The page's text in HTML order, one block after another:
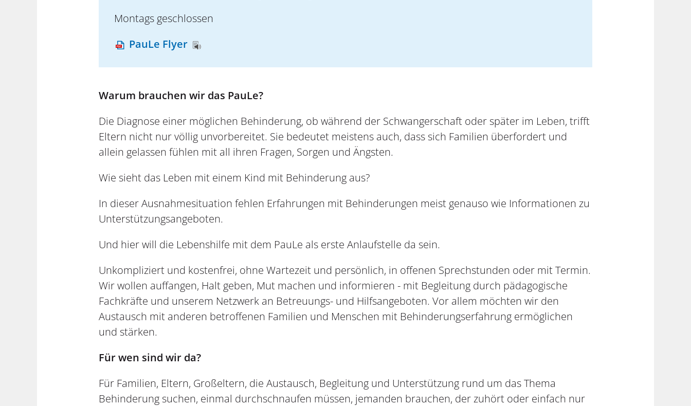
Montags geschlossen
PauLe Flyer
Warum brauchen wir das PauLe?
Die Diagnose einer möglichen Behinderung, ob während der Schwangerschaft oder später im Leben, trifft
Eltern nicht nur völlig unvorbereitet. Sie bedeutet meistens auch, dass sich Familien überfordert und
allein gelassen fühlen mit all ihren Fragen, Sorgen und Ängsten.
Wie sieht das Leben mit einem Kind mit Behinderung aus?
In dieser Ausnahmesituation fehlen Erfahrungen mit Behinderungen meist genauso wie Informationen zu
Unterstützungsangeboten.
Und hier will die Lebenshilfe mit dem PauLe als erste Anlaufstelle da sein.
Unkompliziert und kostenfrei, ohne Wartezeit und persönlich, in offenen Sprechstunden oder mit Termin.
Wir wollen auffangen, Halt geben, Mut machen und informieren - mit Begleitung durch pädagogische
Fachkräfte und unserem Netzwerk an Betreuungs- und Hilfsangeboten. Vor allem möchten wir den
Austausch mit anderen betroffenen Familien und Menschen mit Behinderungserfahrung ermöglichen
und stärken.
Für wen sind wir da?
Für Familien, Eltern, Großeltern, die Austausch, Begleitung und Unterstützung rund um das Thema
Behinderung suchen, einmal durchschnaufen müssen, jemanden brauchen, der zuhört oder einfach nur